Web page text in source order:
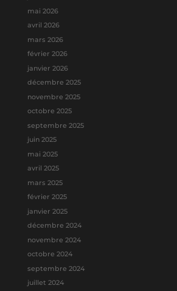
mai 2026
avril 2026
mars 2026
février 2026
janvier 2026
décembre 2025
novembre 2025
octobre 2025
septembre 2025
juin 2025
mai 2025
avril 2025
mars 2025
février 2025
janvier 2025
décembre 2024
novembre 2024
octobre 2024
septembre 2024
juillet 2024